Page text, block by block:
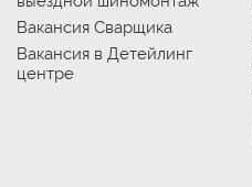
Вакансия Сварщика
Вакансия в Детейлинг
центре